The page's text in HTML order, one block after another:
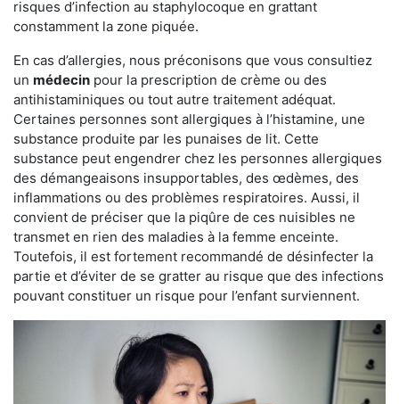
risques d’infection au staphylocoque en grattant
constamment la zone piquée.
En cas d’allergies, nous préconisons que vous consultiez
un médecin pour la prescription de crème ou des
antihistaminiques ou tout autre traitement adéquat.
Certaines personnes sont allergiques à l’histamine, une
substance produite par les punaises de lit. Cette
substance peut engendrer chez les personnes allergiques
des démangeaisons insupportables, des œdèmes, des
inflammations ou des problèmes respiratoires. Aussi, il
convient de préciser que la piqûre de ces nuisibles ne
transmet en rien des maladies à la femme enceinte.
Toutefois, il est fortement recommandé de désinfecter la
partie et d’éviter de se gratter au risque que des infections
pouvant constituer un risque pour l’enfant surviennent.